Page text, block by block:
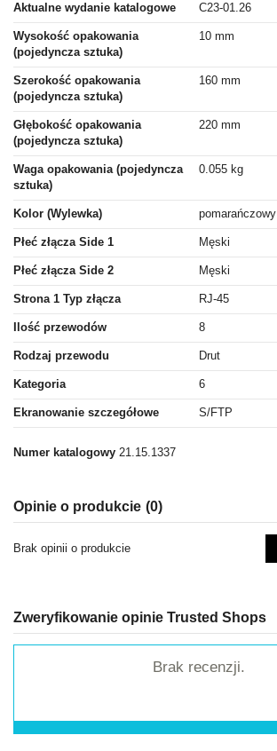
Aktualne wydanie katalogowe C23-01.26
Wysokość opakowania
(pojedyncza sztuka)
10 mm
Szerokość opakowania
(pojedyncza sztuka)
160 mm
Głębokość opakowania
(pojedyncza sztuka)
220 mm
Waga opakowania (pojedyncza
sztuka)
0.055 kg
Kolor (Wylewka) pomarańczowy
Płeć złącza Side 1 Męski
Płeć złącza Side 2 Męski
Strona 1 Typ złącza RJ-45
Ilość przewodów 8
Rodzaj przewodu Drut
Kategoria 6
Ekranowanie szczegółowe S/FTP
Numer katalogowy 21.15.1337
Opinie o produkcie (0)
Brak opinii o produkcie
Zweryfikowanie opinie Trusted Shops
Brak recenzji.